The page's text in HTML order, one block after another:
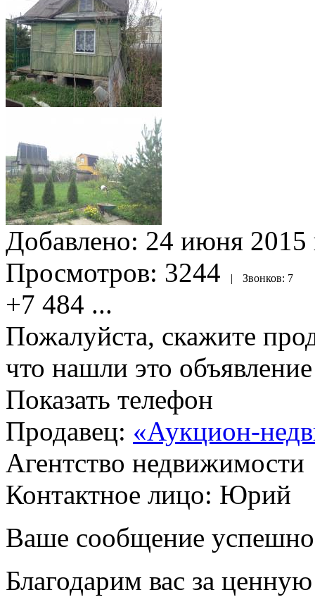
Добавлено: 24 июня 2015
Просмотров: 3244 | Звонков: 7
+7 484 ...
Пожалуйста, скажите
что нашли это
Показать телефон
Продавец: «Аукцион-
Агентство недвижимости
Контактное лицо: Юрий
Ваше сообщение успешно
Благодарим вас за